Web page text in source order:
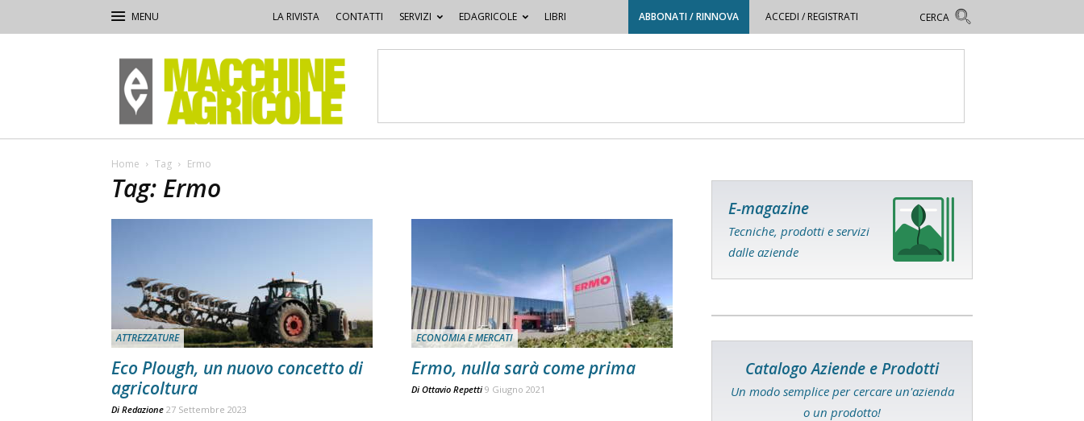
LA RIVISTA CONTATTI SERVIZI EDAGRICOLE LIBRI ABBONATI / RINNOVA ACCEDI / REGISTRATI
Macchine
Agricole
Home Tag Ermo
Tag: Ermo
ATTREZZATURE
Eco Plough, un nuovo concetto di
agricoltura
Di Redazione 27 Settembre 2023
ECONOMIA E MERCATI
Ermo, nulla sarà come prima
Di Ottavio Repetti 9 Giugno 2021
E-magazine
Tecniche, prodotti e servizi
dalle aziende
Catalogo Aziende e Prodotti
Un modo semplice per cercare un'azienda
o un prodotto!